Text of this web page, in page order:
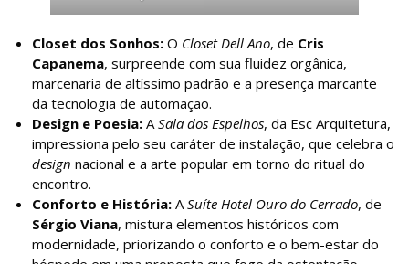
Closet dos Sonhos: O Closet Dell Ano, de Cris
Capanema, surpreende com sua fluidez orgânica,
marcenaria de altíssimo padrão e a presença marcante
da tecnologia de automação.
Design e Poesia: A Sala dos Espelhos, da Esc Arquitetura,
impressiona pelo seu caráter de instalação, que celebra o
design nacional e a arte popular em torno do ritual do
encontro.
Conforto e História: A Suíte Hotel Ouro do Cerrado, de
Sérgio Viana, mistura elementos históricos com
modernidade, priorizando o conforto e o bem-estar do